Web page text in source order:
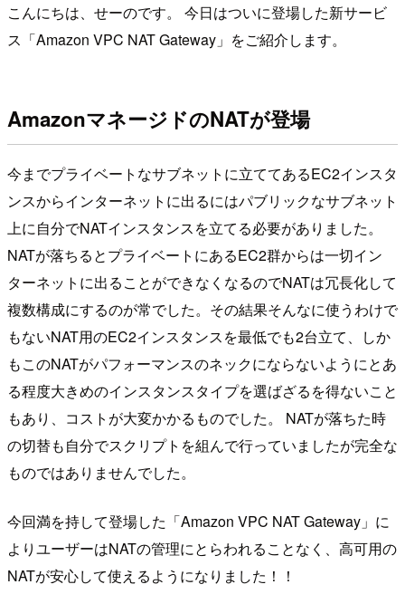
こんにちは、せーのです。 今日はついに登場した新サービ
ス「Amazon VPC NAT Gateway」をご紹介します。
AmazonマネージドのNATが登場
今までプライベートなサブネットに立ててあるEC2インスタ
ンスからインターネットに出るにはパブリックなサブネット
上に自分でNATインスタンスを立てる必要がありました。
NATが落ちるとプライベートにあるEC2群からは一切イン
ターネットに出ることができなくなるのでNATは冗長化して
複数構成にするのが常でした。その結果そんなに使うわけで
もないNAT用のEC2インスタンスを最低でも2台立て、しか
もこのNATがパフォーマンスのネックにならないようにとあ
る程度大きめのインスタンスタイプを選ばざるを得ないこと
もあり、コストが大変かかるものでした。 NATが落ちた時
の切替も自分でスクリプトを組んで行っていましたが完全な
ものではありませんでした。
今回満を持して登場した「Amazon VPC NAT Gateway」に
よりユーザーはNATの管理にとらわれることなく、高可用の
NATが安心して使えるようになりました！！